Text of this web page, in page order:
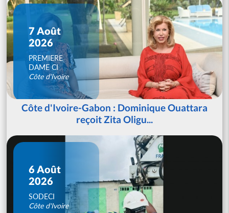
7 Août
2026
PREMIERE
DAME CI
Côte d'Ivoire
Côte d'Ivoire-Gabon : Dominique Ouattara
reçoit Zita Oligu...
6 Août
2026
SODECI
Côte d'Ivoire